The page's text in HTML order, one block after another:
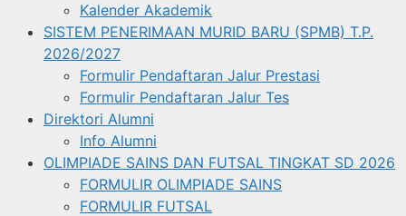
Kalender Akademik
SISTEM PENERIMAAN MURID BARU (SPMB) T.P.
2026/2027
Formulir Pendaftaran Jalur Prestasi
Formulir Pendaftaran Jalur Tes
Direktori Alumni
Info Alumni
OLIMPIADE SAINS DAN FUTSAL TINGKAT SD 2026
FORMULIR OLIMPIADE SAINS
FORMULIR FUTSAL